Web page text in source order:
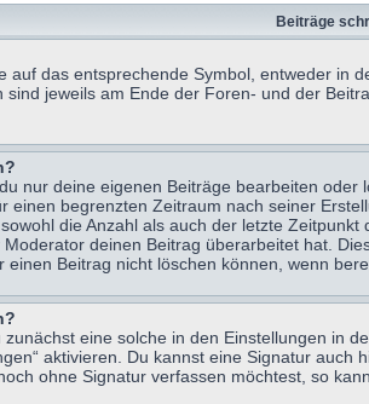
Beiträge
das entsprechende Symbol, entweder
jeweils am Ende der Foren- und der
nur deine eigenen Beiträge bearbeiten
einen begrenzten Zeitraum nach seiner
die Anzahl als auch der letzte
deinen Beitrag überarbeitet hat.
Beitrag nicht löschen können, wenn
eine solche in den Einstellungen in
aktivieren. Du kannst eine Signatur
ohne Signatur verfassen möchtest, so